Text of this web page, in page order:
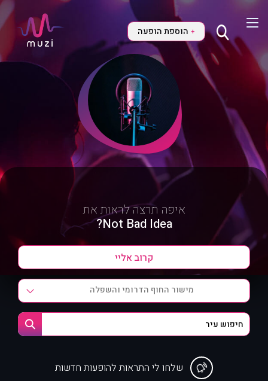
+ הוספת הופעה
איפה תרצה לראות את
Not Bad Idea?
מישור החוף הדרומי והשפלה
שלחו לי התראות להופעות חדשות